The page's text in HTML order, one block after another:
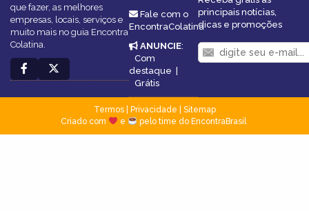
que fazer, as melhores
empresas, locais, serviços e
muito mais no guia Encontra
Colatina.
Fale com o
EncontraColatina
ANUNCIE:
Com
destaque |
Grátis
principais notícias,
dicas e promoções
Termos| Privacidade
Sitemap
Criado com
e pelo time do EncontraBrasil